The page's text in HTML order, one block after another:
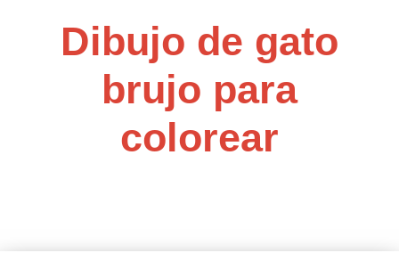
Dibujo de gato
brujo para
colorear